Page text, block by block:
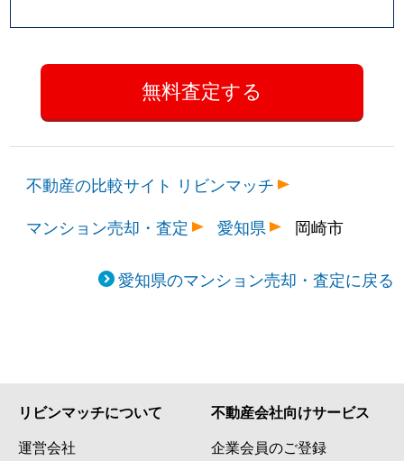
不動産の比較サイト リビンマッチ
マンション売却・査定
愛知県 岡崎市
愛知県のマンション売却・査定に戻る
リビンマッチについて
運営会社
不動産会社向けサービス
企業会員のご登録